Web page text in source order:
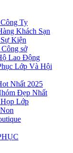
Ty
Khách Sạn
Kiện
sở
Lao Động
Lớp Và Hội
Nhất 2025
Đẹp Nhất
Lớp